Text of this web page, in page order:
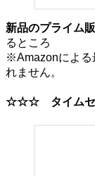
新品のプライム
るところ
※Amazonによる
れません。
☆☆☆ タイム